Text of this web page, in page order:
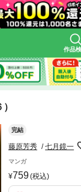
作品
完結
藤原芳秀 七月鏡一
マンガ
759(税込)